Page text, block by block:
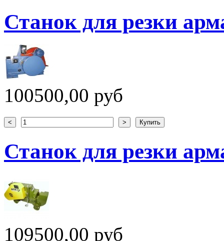
Станок для резки
100500,00 руб
Станок для резки
109500,00 руб